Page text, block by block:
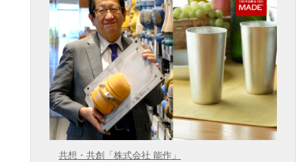
共想・共創「株式会社 能作」